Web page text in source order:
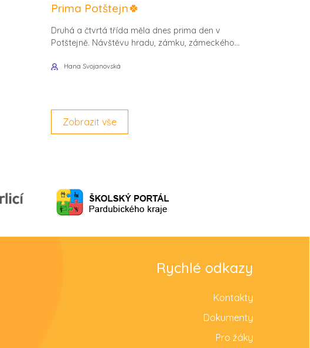
Prima Potštejn🍀
Druhá a čtvrtá třída měla dnes prima den v
Potštejně. Návštěvu hradu, zámku, zámeckého...
Hana Svojanovská
Zobrazit vše
Rychlé odkazy
Kontakty
Dokumenty
Pro žáky